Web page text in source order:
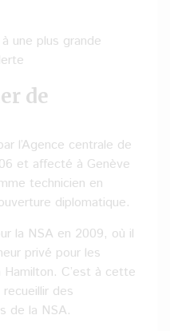
une plus grande
de
l’Agence centrale de
et affecté à Genève
technicien en
diplomatique.
la NSA en 2009, où il
privé pour les
C’est à cette
des
de la NSA.